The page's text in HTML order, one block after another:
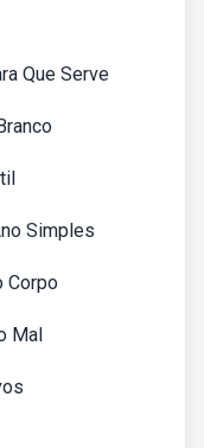
Que Serve
Simples
Corpo
Mal